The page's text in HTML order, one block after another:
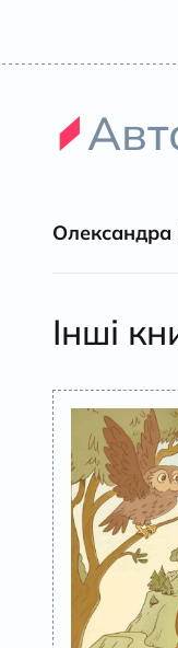
Олександра
Інші